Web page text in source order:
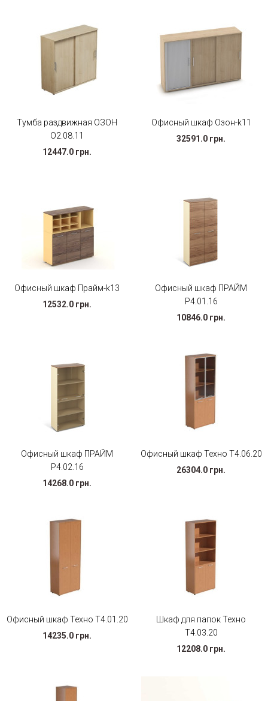
Тумба раздвижная ОЗОН
О2.08.11
12447.0 грн.
Офисный шкаф Озон-k11
32591.0 грн.
Офисный шкаф Прайм-k13
12532.0 грн.
Офисный шкаф ПРАЙМ
Р4.01.16
10846.0 грн.
Офисный шкаф ПРАЙМ
Р4.02.16
14268.0 грн.
Офисный шкаф Техно Т4.06.20
26304.0 грн.
Офисный шкаф Техно Т4.01.20
14235.0 грн.
Шкаф для папок Техно
Т4.03.20
12208.0 грн.